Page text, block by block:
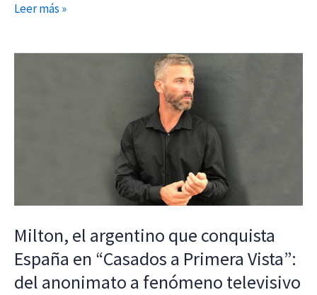
Leer más »
Milton, el argentino que conquista
España en “Casados a Primera Vista”:
del anonimato a fenómeno televisivo
Primera
Vista”:
del